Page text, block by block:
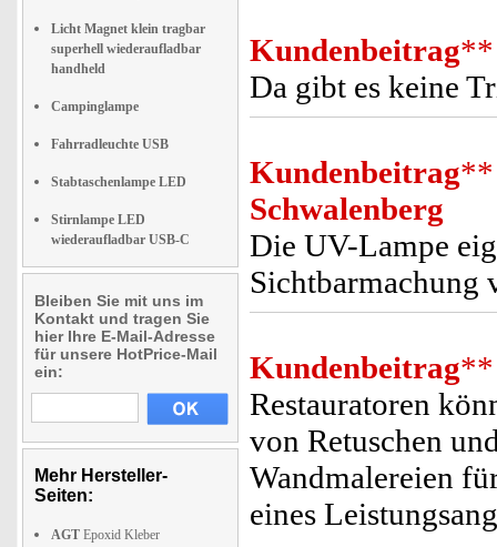
Licht Magnet klein tragbar
superhell wiederaufladbar
handheld
Campinglampe
Fahrradleuchte USB
Stabtaschenlampe LED
Stirnlampe LED
wiederaufladbar USB-C
Bleiben Sie mit uns im
Kontakt und tragen Sie
hier Ihre E-Mail-Adresse
für unsere HotPrice-Mail
ein:
Mehr Hersteller-
Seiten:
AGT Epoxid Kleber
Kundenbeitrag**
Da gibt es keine
Kundenbeitrag**
Schwalenberg
Die UV-Lampe
Sichtbarmachung
Kundenbeitrag**
Restauratoren
von Retuschen
Wandmalereien
eines